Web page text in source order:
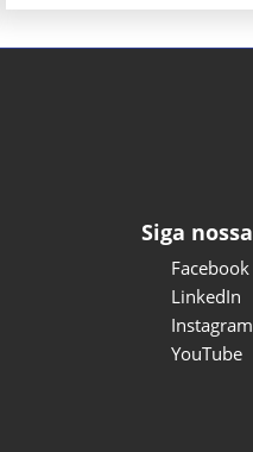
Siga
Facebook
LinkedIn
Instagram
YouTube